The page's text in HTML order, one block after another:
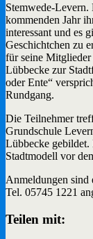
Stemwede-
kommenden Jahr
interessant und es
Geschichtchen zu
für seine Mitglieder
Lübbecke zur
oder Ente“
Rundgang.
Die Teilnehmer
Grundschule
Lübbecke
Stadtmodell vor
Anmeldungen sind
Tel. 05745 1221
Teilen mit: